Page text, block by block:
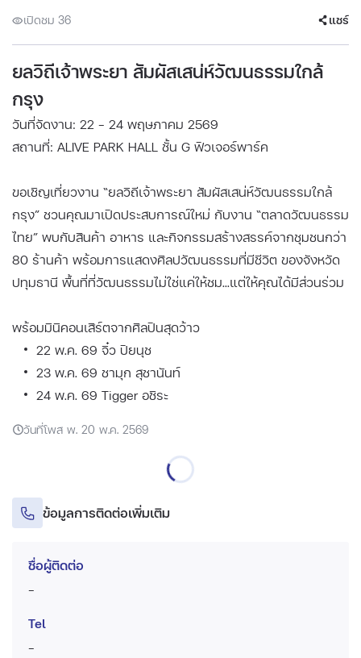
เปิดชม 36 แชร์
ยลวิถีเจ้าพระยา สัมผัสเสน่ห์วัฒนธรรมใกล้
กรุง
วันที่จัดงาน: 22 - 24 พฤษภาคม 2569
สถานที่: ALIVE PARK HALL ชั้น G ฟิวเจอร์พาร์ค
ขอเชิญเที่ยวงาน “ยลวิถีเจ้าพระยา สัมผัสเสน่ห์วัฒนธรรมใกล้
กรุง” ชวนคุณมาเปิดประสบการณ์ใหม่ กับงาน “ตลาดวัฒนธรรม
ไทย” พบกับสินค้า อาหาร และกิจกรรมสร้างสรรค์จากชุมชนกว่า
80 ร้านค้า พร้อมการแสดงศิลปวัฒนธรรมที่มีชีวิต ของจังหวัด
ปทุมธานี พื้นที่ที่วัฒนธรรมไม่ใช่แค่ให้ชม...แต่ให้คุณได้มีส่วนร่วม
พร้อมมินิคอนเสิร์ตจากศิลปินสุดว้าว
22 พ.ค. 69 จิ๋ว ปิยนุช
23 พ.ค. 69 ชามุก สุชานันท์
24 พ.ค. 69 Tigger อชิระ
วันที่โพส พ. 20 พ.ค. 2569
ข้อมูลการติดต่อเพิ่มเติม
ชื่อผู้ติดต่อ
-
Tel
-